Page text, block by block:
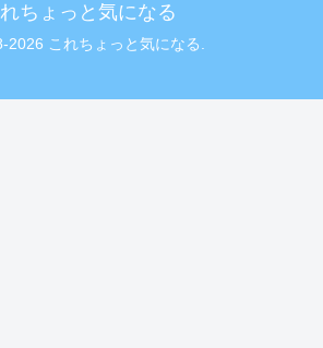
ちょっと気になる
2026 これちょっと気になる.